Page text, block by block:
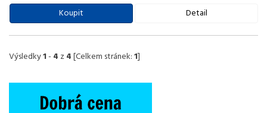
Koupit
Detail
Výsledky1- 4 z4[Celkem stránek:1]